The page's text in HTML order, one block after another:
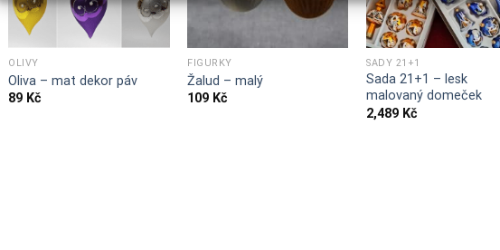
OLIVY
Oliva – mat dekor páv
89 Kč
FIGURKY
Žalud – malý
109 Kč
SADY 21+1
Sada 21+1 – lesk
malovaný domeček
2,489 Kč